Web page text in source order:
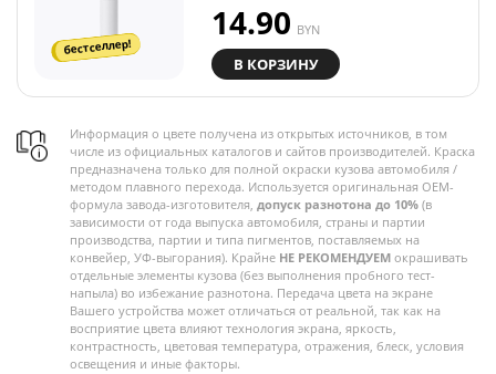
бестселлер!
14.90 BYN
В КОРЗИНУ
Информация о цвете получена из открытых источников, в том
числе из официальных каталогов и сайтов производителей. Краска
предназначена только для полной окраски кузова автомобиля /
методом плавного перехода. Используется оригинальная OEM-
формула завода-изготовителя, допуск разнотона до 10% (в
зависимости от года выпуска автомобиля, страны и партии
производства, партии и типа пигментов, поставляемых на
конвейер, УФ-выгорания). Крайне НЕ РЕКОМЕНДУЕМ окрашивать
отдельные элементы кузова (без выполнения пробного тест-
напыла) во избежание разнотона. Передача цвета на экране
Вашего устройства может отличаться от реальной, так как на
восприятие цвета влияют технология экрана, яркость,
контрастность, цветовая температура, отражения, блеск, условия
освещения и иные факторы.